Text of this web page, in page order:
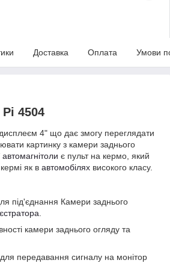
Доставка Оплата Умови
Pi 4504
4" що дає змогу переглядати
картинку з камери заднього
автомагнітоли є пульт на кермо, який
як в автомобілях високого класу.
під'єднання Камери заднього
.
камери заднього огляду та
для передавання сигналу на монітор